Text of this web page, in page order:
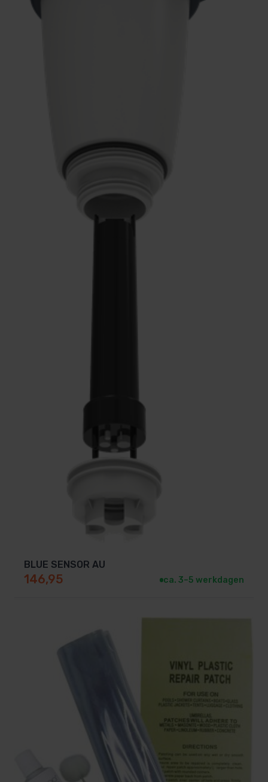
BLUE SENSOR AU
146,95 ca. 3–5 werkdagen